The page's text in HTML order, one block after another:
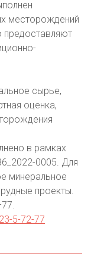
месторождений
предоставляют
сырье,
оценка,
в рамках
0005. Для
минеральное
проекты.
5-72-77